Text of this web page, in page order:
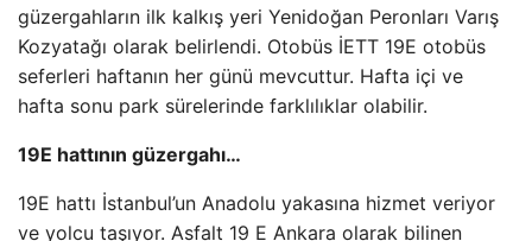
güzergahların ilk kalkış yeri Yenidoğan Peronları Varış
Kozyatağı olarak belirlendi. Otobüs İETT 19E otobüs
seferleri haftanın her günü mevcuttur. Hafta içi ve
hafta sonu park sürelerinde farklılıklar olabilir.
19E hattının güzergahı…
19E hattı İstanbul’un Anadolu yakasına hizmet veriyor
ve yolcu taşıyor. Asfalt 19 E Ankara olarak bilinen